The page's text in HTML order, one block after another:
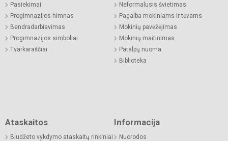
Pasiekimai
Progimnazijos himnas
Bendradarbiavimas
Progimnazijos simboliai
Tvarkaraščiai
Neformalusis švietimas
Pagalba mokiniams ir tėvams
Mokinių pavėžėjimas
Mokinių maitinimas
Patalpų nuoma
Biblioteka
Ataskaitos
Biudžeto vykdymo ataskaitų rinkiniai
Informacija
Nuorodos